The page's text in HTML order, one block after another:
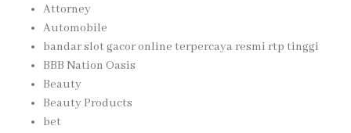
Attorney
Automobile
bandar slot gacor online terpercaya resmi rtp tinggi
BBB Nation Oasis
Beauty
Beauty Products
bet